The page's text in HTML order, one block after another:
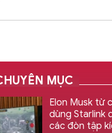
MỤC
Elon Musk từ
dùng Starlink
các đòn tập